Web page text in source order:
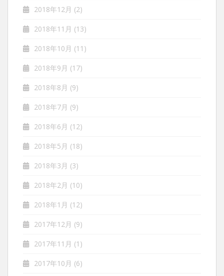
2018年12月 (2)
2018年11月 (13)
2018年10月 (11)
2018年9月 (17)
2018年8月 (9)
2018年7月 (9)
2018年6月 (12)
2018年5月 (18)
2018年3月 (3)
2018年2月 (10)
2018年1月 (12)
2017年12月 (9)
2017年11月 (1)
2017年10月 (6)